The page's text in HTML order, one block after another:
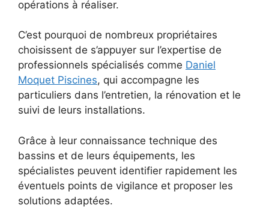
opérations à réaliser.
C’est pourquoi de nombreux propriétaires
choisissent de s’appuyer sur l’expertise de
professionnels spécialisés comme Daniel
Moquet Piscines, qui accompagne les
particuliers dans l’entretien, la rénovation et le
suivi de leurs installations.
Grâce à leur connaissance technique des
bassins et de leurs équipements, les
spécialistes peuvent identifier rapidement les
éventuels points de vigilance et proposer les
solutions adaptées.